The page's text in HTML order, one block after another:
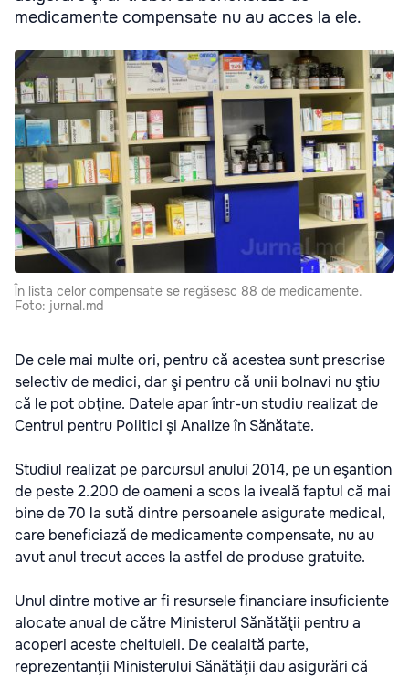
medicamente compensate nu au acces la ele.
În lista celor compensate se regăsesc 88 de medicamente.
Foto: jurnal.md
De cele mai multe ori, pentru că acestea sunt prescrise
selectiv de medici, dar şi pentru că unii bolnavi nu ştiu
că le pot obţine. Datele apar într-un studiu realizat de
Centrul pentru Politici şi Analize în Sănătate.
Studiul realizat pe parcursul anului 2014, pe un eşantion
de peste 2.200 de oameni a scos la iveală faptul că mai
bine de 70 la sută dintre persoanele asigurate medical,
care beneficiază de medicamente compensate, nu au
avut anul trecut acces la astfel de produse gratuite.
Unul dintre motive ar fi resursele financiare insuficiente
alocate anual de către Ministerul Sănătăţii pentru a
acoperi aceste cheltuieli. De cealaltă parte,
reprezentanţii Ministerului Sănătăţii dau asigurări că